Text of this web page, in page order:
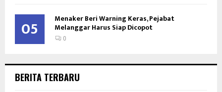
05 Menaker Beri Warning Keras, Pejabat
Melanggar Harus Siap Dicopot
0
BERITA TERBARU